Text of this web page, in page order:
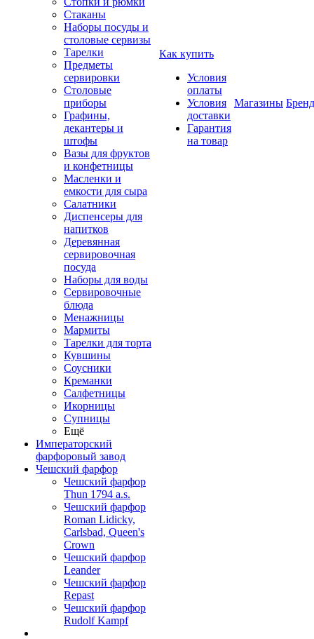
Стаканы
Наборы посуды и
столовые сервизы
Тарелки
Предметы
сервировки
Столовые
приборы
Графины,
декантеры и
штофы
Вазы для фруктов
и конфетницы
Масленки и
емкости для сыра
Салатники
Диспенсеры для
напитков
Деревянная
сервировочная
посуда
Наборы для воды
Сервировочные
блюда
Менажницы
Мармиты
Тарелки для торта
Кувшины
Соусники
Креманки
Салфетницы
Икорницы
Супницы
Ещё
Императорский
фарфоровый завод
Чешский фарфор
Чешский фарфор
Thun 1794 a.s.
Чешский фарфор
Roman Lidicky,
Carlsbad, Queen's
Crown
Чешский фарфор
Leander
Чешский фарфор
Repast
Чешский фарфор
Rudolf Kampf
Как купить
Условия
оплаты
Условия
доставки
Гарантия
на товар
Магазины